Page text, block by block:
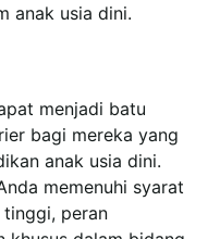
anak usia dini.
menjadi batu
bagi mereka yang
anak usia dini.
memenuhi syarat
peran